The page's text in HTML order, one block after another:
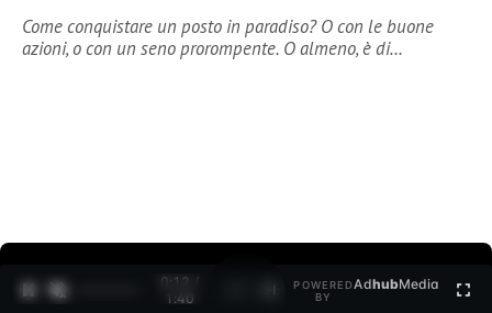
Come conquistare un posto in paradiso? O con le buone
azioni, o con un seno prorompente. O almeno, è di…
0:12 /
1:40
POWERED
BY
AdhubMedia